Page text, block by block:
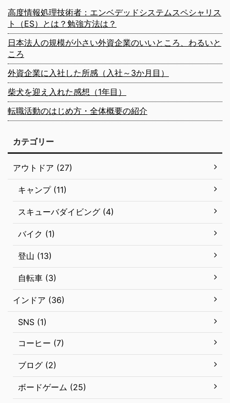
高度情報処理技術者：エンベデッドシステムスペシャリス
ト（ES）とは？勉強方法は？
日本法人の規模が小さい外資企業のいいところ、わるいと
ころ
外資企業に入社した所感（入社～3か月目）
柴犬を迎え入れた感想（1年目）
転職活動のはじめ方・全体概要の紹介
カテゴリー
アウトドア (27)
キャンプ (11)
スキューバダイビング (4)
バイク (1)
登山 (13)
自転車 (3)
インドア (36)
SNS (1)
コーヒー (7)
ブログ (2)
ボードゲーム (25)